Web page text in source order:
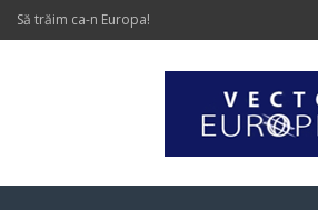
Să trăim ca-n Europa!